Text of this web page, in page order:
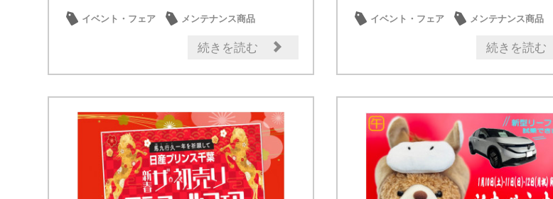
イベント・フェア メンテナンス商品
続きを読む
イベント・フェア メンテナンス商品
続きを読む